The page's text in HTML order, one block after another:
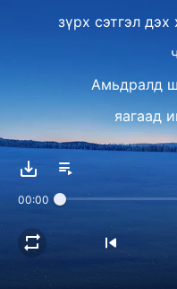
зүрх сэтгэл
Амьдралд
яагаад
Хүмүүс яагаад
Ямар гээч дэлхий
00:00